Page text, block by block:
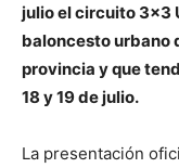
julio el circuito 3×3
baloncesto urbano
provincia y que
18 y 19 de julio.
La presentación